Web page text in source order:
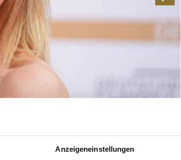
Anzeigeneinstellungen